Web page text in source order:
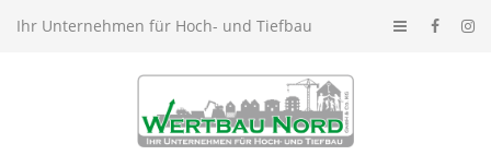
Ihr Unternehmen für Hoch- und Tiefbau